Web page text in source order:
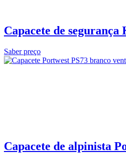
Capacete de
Saber preço
Capacete de alpinista